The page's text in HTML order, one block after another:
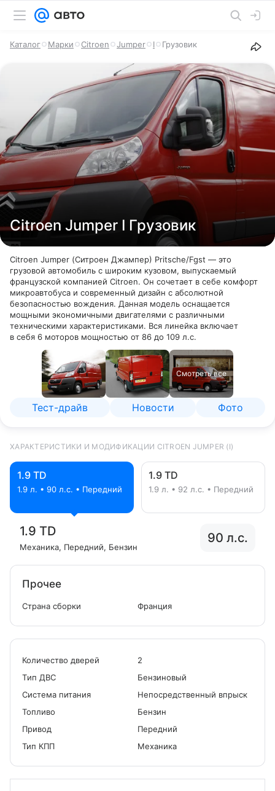
Каталог Марки Citroen Jumper I Грузовик
Citroen Jumper I Грузовик
Citroen Jumper (Ситроен Джампер) Pritsche/Fgst — это
грузовой автомобиль с широким кузовом, выпускаемый
французской компанией Citroen. Он сочетает в себе комфорт
микроавтобуса и современный дизайн с абсолютной
безопасностью вождения. Данная модель оснащается
мощными экономичными двигателями с различными
техническими характеристиками. Вся линейка включает
в себя 6 моторов мощностью от 86 до 109 л.с.
Смотреть все
Тест-драйв Новости Фото
ХАРАКТЕРИСТИКИ И МОДИФИКАЦИИ CITROEN JUMPER (I)
1.9 TD
1.9 л. • 90 л.с. • Передний
1.9 TD
1.9 л. • 92 л.с. • Передний
1.9 TD
Механика, Передний, Бензин
90 л.с.
Прочее
Страна сборки Франция
Количество дверей
2
Tип ДВС
Бензиновый
Система питания
Непосредственный впрыск
Топливо
Бензин
Привод
Передний
Тип КПП
Механика